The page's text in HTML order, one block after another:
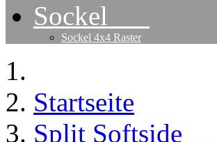
Sockel
Sockel 4x4 Raster
Startseite
Split Softside